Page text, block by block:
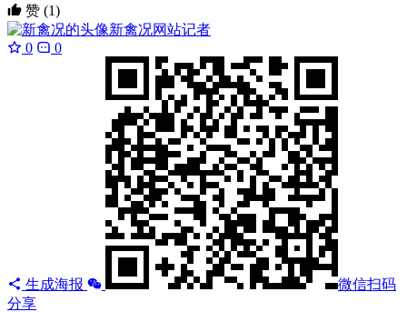
赞 (1)
新禽况网站记者
0
0
生成海报
微信扫码
分享